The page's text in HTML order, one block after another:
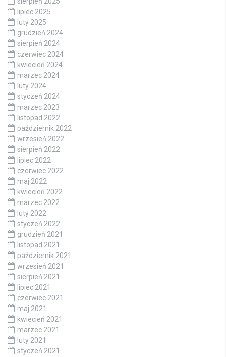
lipiec 2025
luty 2025
grudzień 2024
sierpień 2024
czerwiec 2024
kwiecień 2024
marzec 2024
luty 2024
styczeń 2024
marzec 2023
listopad 2022
październik 2022
wrzesień 2022
sierpień 2022
lipiec 2022
czerwiec 2022
maj 2022
kwiecień 2022
marzec 2022
luty 2022
styczeń 2022
grudzień 2021
listopad 2021
październik 2021
wrzesień 2021
sierpień 2021
lipiec 2021
czerwiec 2021
maj 2021
kwiecień 2021
marzec 2021
luty 2021
styczeń 2021